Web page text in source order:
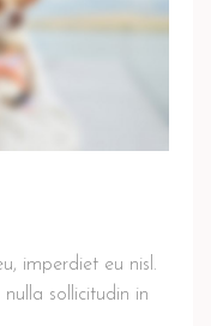
imperdiet eu nisl.
sollicitudin in